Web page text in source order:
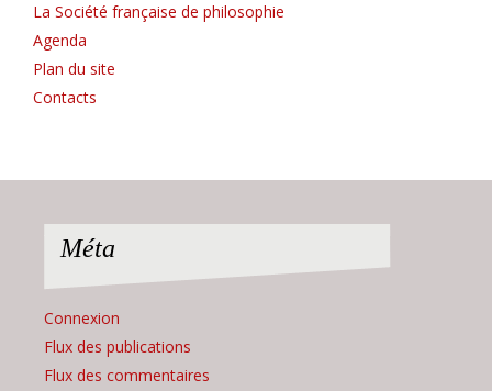
La Société française de philosophie
Agenda
Plan du site
Contacts
Méta
Connexion
Flux des publications
Flux des commentaires